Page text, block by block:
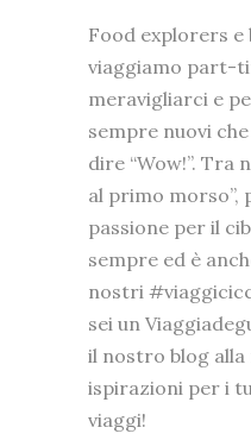
Food explorers
viaggiamo part-
meravigliarci e
sempre nuovi
dire “Wow!”. Tra
al primo morso”,
passione per il
sempre ed è
nostri
sei un
il nostro blog
ispirazioni per i
viaggi!